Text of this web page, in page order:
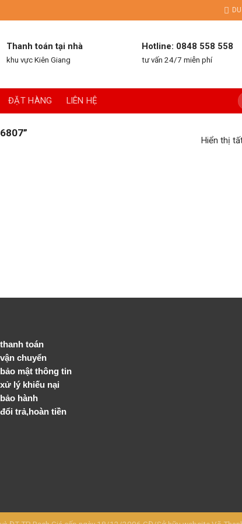
Thanh toán tại nhà
khu vực Kiên Giang
Hotline: 0848 558 558
tư vấn 24/7 miễn phí
ĐẶT HÀNG LIÊN HỆ
Hiển thị
toán
chuyển
mật thông tin
lý khiếu nại
hành
trả,hoàn tiền